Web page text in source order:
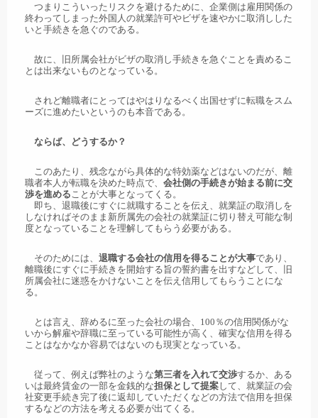
つまりこういったリスクを避けるために、企業側は雇用関係の
終わってしまった外国人の就業許可やビザを速やかに取消しした
いと手続きを急ぐのである。
故に、旧所属会社がビザの取消し手続きを急ぐことを責めるこ
とは出来ないものとなっている。
されど離職者にとってはやはりなるべく出国せずに転職をスム
ーズに進めたいというのも本音である。
ならば、どうするか？
このあたり、残念ながら具体的な特効薬などはないのだが、離
職者本人が転職を決めた時点で、 会社側の手続きが始まる前に交
渉を進める ことが大事となってくる。
即ち、退職後にすぐに就職することを伝え、就業証の取消しを
しなければそのまま新所属先の会社の就業証に切り替え可能な制
度となっていることを理解してもらう必要がある。
そのためには、 退職する会社の信用を得ることが大事であり、
離職後にすぐに手続きを開始する旨の誓約書を出すなどして、旧
所属会社に迷惑をかけないことを伝え信用してもらうことにな
る。
とは言え、辞めるに至った会社の場合、100％の信用関係がな
いから解雇や辞職に至っている可能性が高く、確実な信用を得る
ことはなかなか容易ではないのも現実となっている。
従って、例えば弊社のような第三者を入れて交渉するか、ある
いは最終賃金の一部を金銭的な担保として提案して、就業証の会
社変更手続き完了後に返却していただくなどの方法で信用を担保
するなどの方法を考える必要が出てくる。